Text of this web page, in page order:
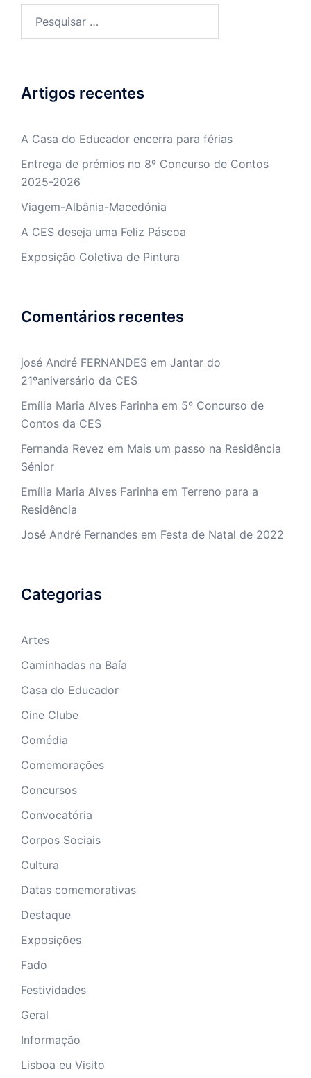
Artigos recentes
A Casa do Educador encerra para férias
Entrega de prémios no 8º Concurso de Contos
2025-2026
Viagem-Albânia-Macedónia
A CES deseja uma Feliz Páscoa
Exposição Coletiva de Pintura
Comentários recentes
josé André FERNANDES em Jantar do
21ºaniversário da CES
Emília Maria Alves Farinha em 5º Concurso de
Contos da CES
Fernanda Revez em Mais um passo na Residência
Sénior
Emília Maria Alves Farinha em Terreno para a
Residência
José André Fernandes em Festa de Natal de 2022
Categorias
Artes
Caminhadas na Baía
Casa do Educador
Cine Clube
Comédia
Comemorações
Concursos
Convocatória
Corpos Sociais
Cultura
Datas comemorativas
Destaque
Exposições
Fado
Festividades
Geral
Informação
Lisboa eu Visito